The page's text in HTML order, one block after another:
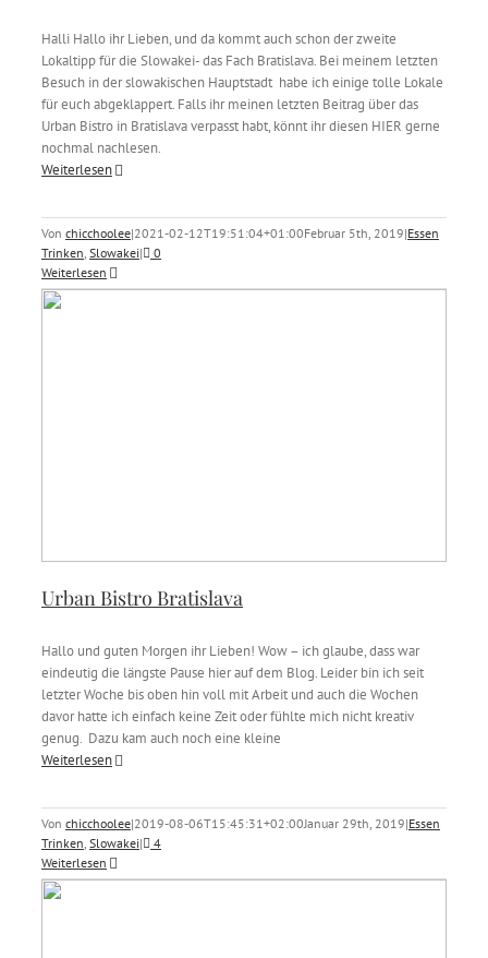
Halli Hallo ihr Lieben, und da kommt auch schon der zweite
Lokaltipp für die Slowakei- das Fach Bratislava. Bei meinem letzten
Besuch in der slowakischen Hauptstadt habe ich einige tolle Lokale
für euch abgeklappert. Falls ihr meinen letzten Beitrag über das
Urban Bistro in Bratislava verpasst habt, könnt ihr diesen HIER gerne
nochmal nachlesen.
Weiterlesen
Von chicchoolee|2021-02-12T19:51:04+01:00Februar 5th, 2019|Essen
Trinken, Slowakei|
0
Weiterlesen
Urban Bistro Bratislava
Hallo und guten Morgen ihr Lieben! Wow – ich glaube, dass war
eindeutig die längste Pause hier auf dem Blog. Leider bin ich seit
letzter Woche bis oben hin voll mit Arbeit und auch die Wochen
davor hatte ich einfach keine Zeit oder fühlte mich nicht kreativ
genug. Dazu kam auch noch eine kleine
Weiterlesen
Von chicchoolee|2019-08-06T15:45:31+02:00Januar 29th, 2019|Essen
Trinken, Slowakei|
4
Weiterlesen